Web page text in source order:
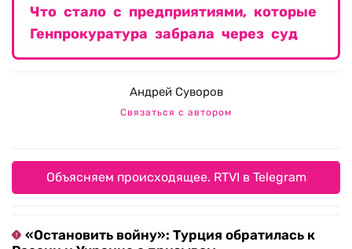
Что стало с предприятиями, которые
Генпрокуратура забрала через суд
Андрей Суворов
Связаться с автором
Объясняем происходящее. RTVI в Telegram
«Остановить войну»: Турция обратилась к